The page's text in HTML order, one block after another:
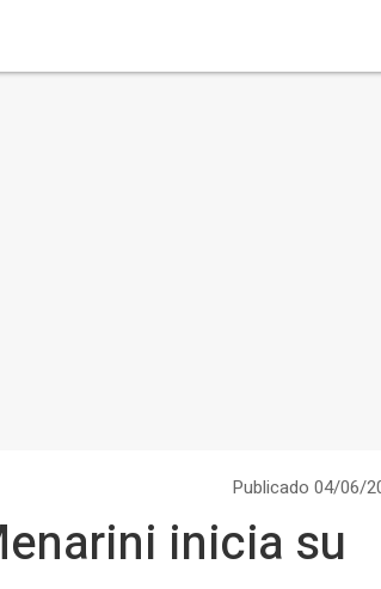
Publicado 04/06/
inicia su